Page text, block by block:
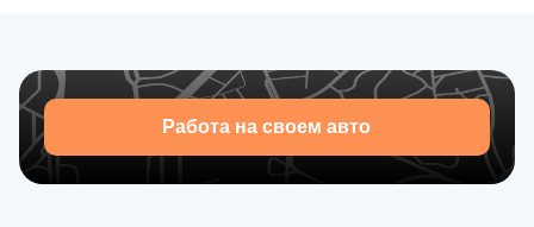
Работа на своем авто